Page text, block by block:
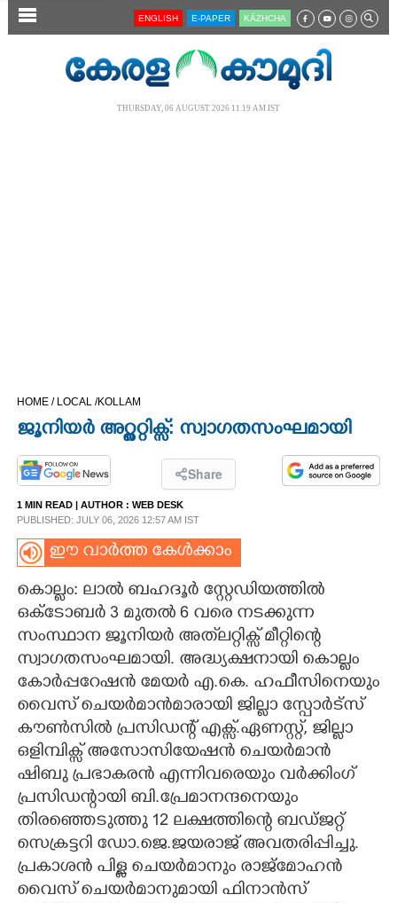
SECTIONS
OPINION
PHOTOS
LIFESTYLE
SPIRITUAL
ART
ASTRO
CARTOONS
LITERATURE
ENGLISH E-PAPER KĀZHCHA
THURSDAY, 06 AUGUST 2026 11.19 AM IST
HOME / LOCAL /KOLLAM
ജൂനിയർ അറ്റ്ലറ്റിക്സ്: സ്വാഗതസംഘമായി
Share
1 MIN READ | AUTHOR : WEB DESK
PUBLISHED: JULY 06, 2026 12:57 AM IST
ഈ വാർത്ത കേൾക്കാം
കൊല്ലം: ലാൽ ബഹദൂർ സ്റ്റേഡിയത്തിൽ
ഒക്ടോബർ 3 മുതൽ 6 വരെ നടക്കുന്ന
സംസ്ഥാന ജൂനിയർ അത്‌ലറ്റിക്സ് മീറ്റിന്റെ
സ്വാഗതസംഘമായി. അദ്ധ്യക്ഷനായി കൊല്ലം
കോർപ്പറേഷൻ മേയർ എ.കെ. ഹഫീസിനെയും
വൈസ് ചെയർമാൻമാരായി ജില്ലാ സ്പോർട്സ്
കൗൺസിൽ പ്രസിഡന്റ് എക്സ്.ഏണസ്റ്റ്, ജില്ലാ
ഒളിമ്പിക്സ് അസോസിയേഷൻ ചെയർമാൻ
ഷിബു പ്രഭാകരൻ എന്നിവരെയും വർക്കിംഗ്
പ്രസിഡന്റായി ബി.പ്രേമാനന്ദനെയും
തിരഞ്ഞെടുത്തു 12 ലക്ഷത്തിന്റെ ബഡ്ജറ്റ്
സെക്രട്ടറി ഡോ.ജെ.ജയരാജ് അവതരിപ്പിച്ചു.
പ്രകാശൻ പിള്ള ചെയർമാനും രാജ്മോഹൻ
വൈസ് ചെയർമാനുമായി ഫിനാൻസ്